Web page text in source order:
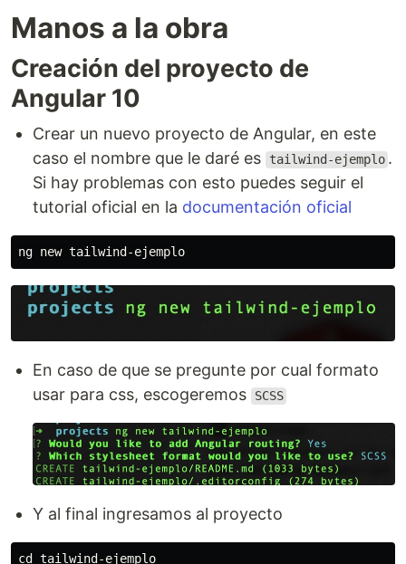
Manos a la obra
Creación del proyecto de
Angular 10
Crear un nuevo proyecto de Angular, en este
caso el nombre que le daré es
tailwind-ejemplo .
Si hay problemas con esto puedes seguir el
tutorial oficial en la documentación oficial
En caso de que se pregunte por cual formato
usar para css, escogeremos
SCSS
Y al final ingresamos al proyecto